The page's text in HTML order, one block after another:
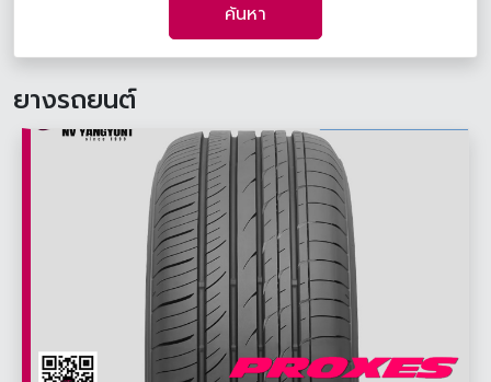
ค้นหา
ยางรถยนต์